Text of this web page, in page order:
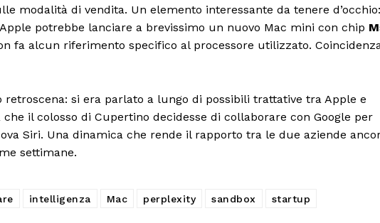
modalità di vendita. Un elemento interessante da tenere d’occhio:
potrebbe lanciare a brevissimo un nuovo Mac mini con chip
fa alcun riferimento specifico al processore utilizzato.
si era parlato a lungo di possibili trattative tra Apple e
il colosso di Cupertino decidesse di collaborare con Google per
Siri. Una dinamica che rende il rapporto tra le due aziende
settimane.
intelligenza Mac perplexity sandbox startup